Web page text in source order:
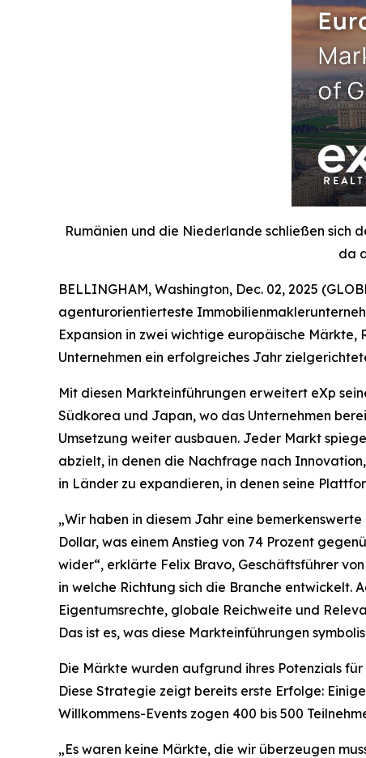
Rumänien und die Niederlande schließen sich
da
BELLINGHAM, Washington, Dec. 02, 2025
agenturorientierteste
Expansion in zwei wichtige europäische
Unternehmen ein erfolgreiches Jahr
Mit diesen Markteinführungen erweitert eXp
Südkorea und Japan, wo das Unternehmen
Umsetzung weiter ausbauen. Jeder Markt
abzielt, in denen die Nachfrage nach
in Länder zu expandieren, in denen seine
„Wir haben in diesem Jahr eine
Dollar, was einem Anstieg von 74 Prozent
wider“, erklärte Felix Bravo, Geschäftsführer
in welche Richtung sich die Branche entwickelt.
Eigentumsrechte, globale Reichweite und
Das ist es, was diese Markteinführungen
Die Märkte wurden aufgrund ihres Potenzials
Diese Strategie zeigt bereits erste Erfolge:
Willkommens-Events zogen 400 bis 500
„Es waren keine Märkte, die wir überzeugen